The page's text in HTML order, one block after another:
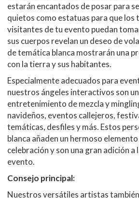
estarán encantados de posar para
quietos como estatuas para que los
visitantes de tu evento puedan
sus cuerpos revelan un deseo de
de temática blanca mostrarán una
con la tierra y sus habitantes.
Especialmente adecuados para
nuestros ángeles interactivos son
entretenimiento de mezcla y
navideños, eventos callejeros,
temáticas, desfiles y más. Estos
blanca añaden un hermoso
celebración y son una gran adición a
evento.
Consejo principal:
Nuestros versátiles artistas